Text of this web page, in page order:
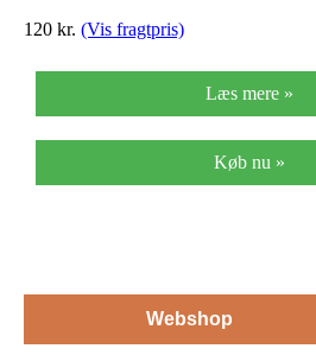
Kg
120 kr. (Vis fragtpris)
Læs mere »
Køb nu »
Webshop